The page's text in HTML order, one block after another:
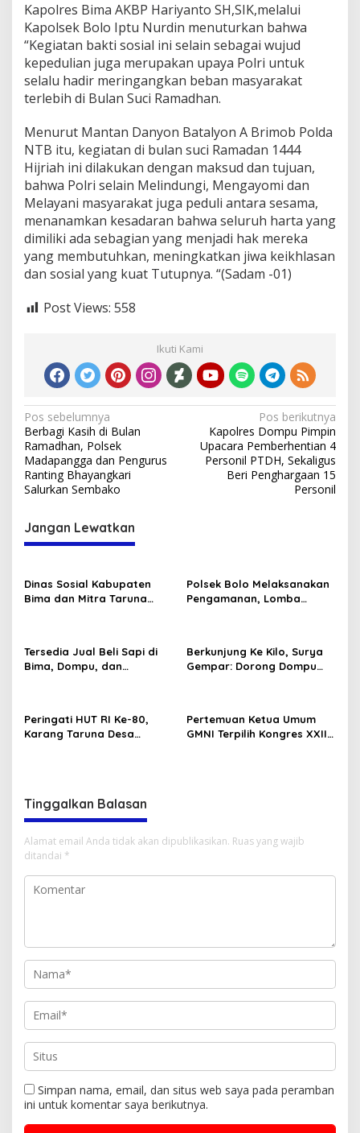
Kapolres Bima AKBP Hariyanto SH,SIK,melalui
Kapolsek Bolo Iptu Nurdin menuturkan bahwa
“Kegiatan bakti sosial ini selain sebagai wujud
kepedulian juga merupakan upaya Polri untuk
selalu hadir meringangkan beban masyarakat
terlebih di Bulan Suci Ramadhan.
Menurut Mantan Danyon Batalyon A Brimob Polda
NTB itu, kegiatan di bulan suci Ramadan 1444
Hijriah ini dilakukan dengan maksud dan tujuan,
bahwa Polri selain Melindungi, Mengayomi dan
Melayani masyarakat juga peduli antara sesama,
menanamkan kesadaran bahwa seluruh harta yang
dimiliki ada sebagian yang menjadi hak mereka
yang membutuhkan, meningkatkan jiwa keikhlasan
dan sosial yang kuat Tutupnya. “(Sadam -01)
Post Views: 558
Ikuti Kami
Navigasi
pos
Pos sebelumnya
Berbagi Kasih di Bulan
Ramadhan, Polsek
Madapangga dan Pengurus
Ranting Bhayangkari
Salurkan Sembako
Pos berikutnya
Kapolres Dompu Pimpin
Upacara Pemberhentian 4
Personil PTDH, Sekaligus
Beri Penghargaan 15
Personil
Jangan Lewatkan
Dinas Sosial Kabupaten
Bima dan Mitra Taruna
Polsek Bolo Melaksanakan
Pengamanan, Lomba
RI ke-80 .
Tersedia Jual Beli Sapi di
Bima, Dompu, dan
Berkunjung Ke Kilo, Surya
Gempar: Dorong Dompu
Peringati HUT RI Ke-80,
Karang Taruna Desa
Pertemuan Ketua Umum
GMNI Terpilih Kongres XXII
Tinggalkan Balasan
Alamat email Anda tidak akan dipublikasikan. Ruas yang wajib
ditandai *
Simpan nama, email, dan situs web saya pada peramban
ini untuk komentar saya berikutnya.